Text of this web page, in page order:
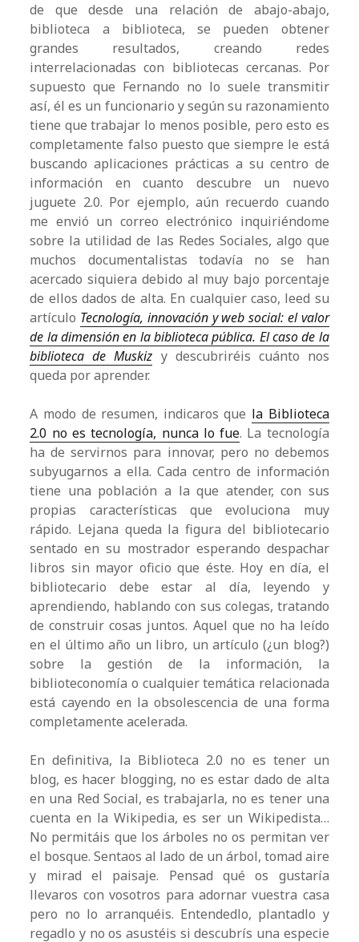
de que desde una relación de abajo-abajo,
biblioteca a biblioteca, se pueden obtener
grandes resultados, creando redes
interrelacionadas con bibliotecas cercanas. Por
supuesto que Fernando no lo suele transmitir
así, él es un funcionario y según su razonamiento
tiene que trabajar lo menos posible, pero esto es
completamente falso puesto que siempre le está
buscando aplicaciones prácticas a su centro de
información en cuanto descubre un nuevo
juguete 2.0. Por ejemplo, aún recuerdo cuando
me envió un correo electrónico inquiriéndome
sobre la utilidad de las Redes Sociales, algo que
muchos documentalistas todavía no se han
acercado siquiera debido al muy bajo porcentaje
de ellos dados de alta. En cualquier caso, leed su
artículo Tecnología, innovación y web social: el valor
de la dimensión en la biblioteca pública. El caso de la
biblioteca de Muskiz y descubriréis cuánto nos
queda por aprender.
A modo de resumen, indicaros que la Biblioteca
2.0 no es tecnología, nunca lo fue. La tecnología
ha de servirnos para innovar, pero no debemos
subyugarnos a ella. Cada centro de información
tiene una población a la que atender, con sus
propias características que evoluciona muy
rápido. Lejana queda la figura del bibliotecario
sentado en su mostrador esperando despachar
libros sin mayor oficio que éste. Hoy en día, el
bibliotecario debe estar al día, leyendo y
aprendiendo, hablando con sus colegas, tratando
de construir cosas juntos. Aquel que no ha leído
en el último año un libro, un artículo (¿un blog?)
sobre la gestión de la información, la
biblioteconomía o cualquier temática relacionada
está cayendo en la obsolescencia de una forma
completamente acelerada.
En definitiva, la Biblioteca 2.0 no es tener un
blog, es hacer blogging, no es estar dado de alta
en una Red Social, es trabajarla, no es tener una
cuenta en la Wikipedia, es ser un Wikipedista…
No permitáis que los árboles no os permitan ver
el bosque. Sentaos al lado de un árbol, tomad aire
y mirad el paisaje. Pensad qué os gustaría
llevaros con vosotros para adornar vuestra casa
pero no lo arranquéis. Entendedlo, plantadlo y
regadlo y no os asustéis si descubrís una especie